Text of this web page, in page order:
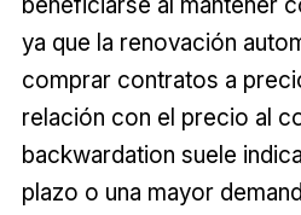
ya que la renovación
comprar contratos a
relación con el precio al
backwardation suele
plazo o una mayor